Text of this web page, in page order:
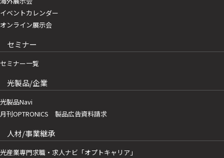
イベントカレンダー
オンライン展示会
セミナー
セミナー一覧
光製品/企業
光製品Navi
月刊OPTRONICS 製品広告資料請求
人材/事業継承
光産業専門求職・求人ナビ「オプトキャリア」